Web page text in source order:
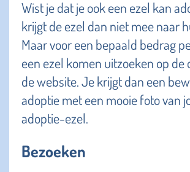
Wist je dat je ook een ezel kan
krijgt de ezel dan niet mee naar
Maar voor een bepaald bedrag
een ezel komen uitzoeken op de
de website. Je krijgt dan een
adoptie met een mooie foto van
adoptie-ezel.
Bezoeken